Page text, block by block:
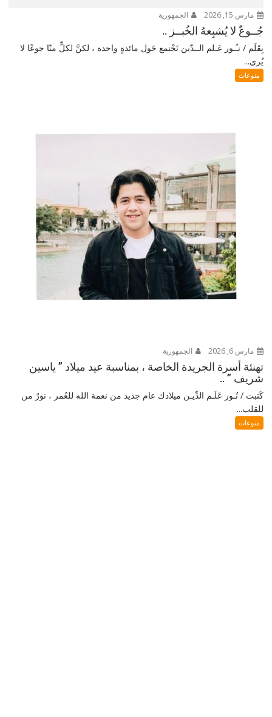
مارس 15, 2026 الجمهورية
جُــوعٌ لا يُشبِعهُ الخُبــز ..
بِقَلَم / نـُـور عَـلم الــدّين نَجْتمع حَول مائدةٍ واحدة ، لكنَّ لكلٍّ منّا جوعًا لا
يُرى...
منوعات
مارس 6, 2026 الجمهورية
تهنئة أسرة الجريدة الخاصة ، بمناسبة عيد ميلاد ” ياسين
شريف ” ..
كَتبت / نُـور عَلَـم الدِّيـن ميلادك عام جديد من نعمة الله للعُمر ، نورٌ من
للقلب...
منوعات